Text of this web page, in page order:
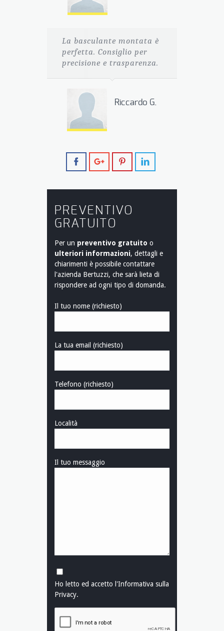
La basculante montata è
perfetta. Consiglio per
precisione e trasparenza.
Riccardo G.
PREVENTIVO
GRATUITO
Per un preventivo gratuito o
ulteriori informazioni, dettagli e
chiarimenti è possibile contattare
l'azienda Bertuzzi, che sarà lieta di
rispondere ad ogni tipo di domanda.
Il tuo nome (richiesto)
La tua email (richiesto)
Telefono (richiesto)
Località
Il tuo messaggio
Ho letto ed accetto l'Informativa sulla
Privacy.